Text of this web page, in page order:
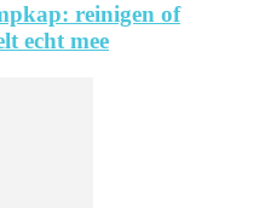
reinigen of
echt mee